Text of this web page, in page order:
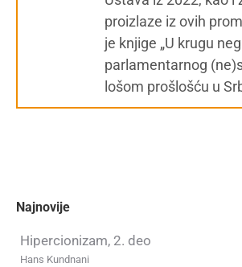
proizlaze iz ovih
je knjige „U krugu
parlamentarnog
lošom prošlošću u
Najnovije
Hipercionizam, 2. deo
Hans Kundnani